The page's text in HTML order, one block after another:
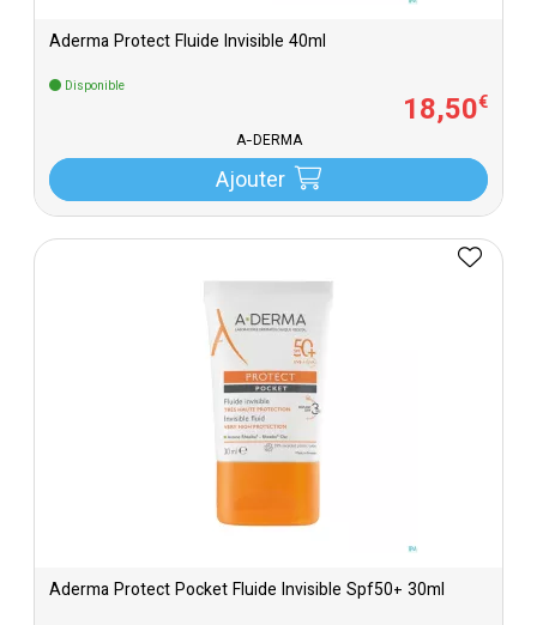
Aderma Protect Fluide Invisible 40ml
Disponible
18,50€
A-DERMA
Ajouter
Aderma Protect Pocket Fluide Invisible Spf50+ 30ml